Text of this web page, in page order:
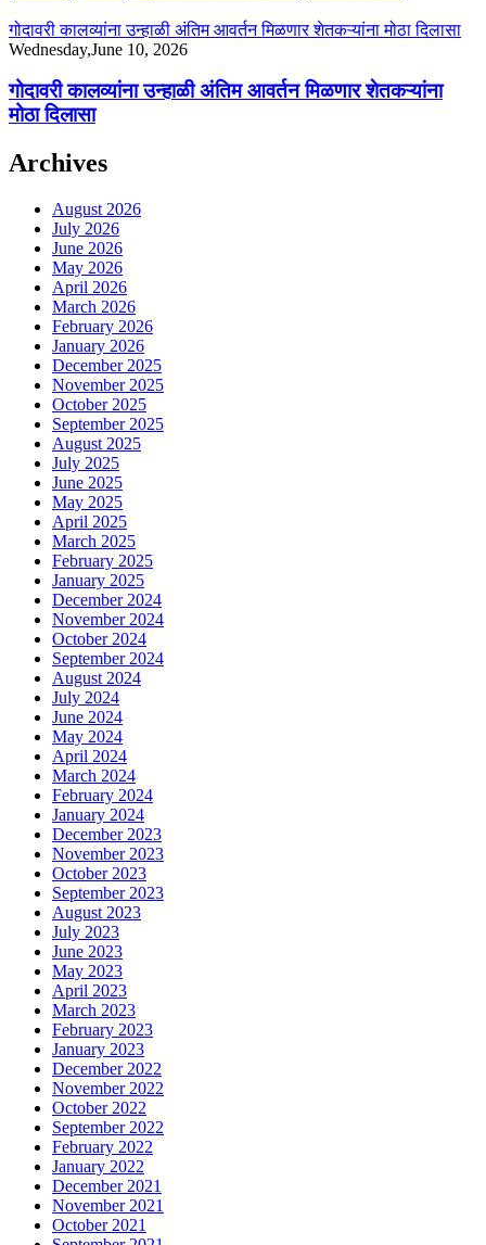
गोदावरी कालव्यांना उन्हाळी अंतिम आवर्तन मिळणार शेतकऱ्यांना मोठा दिलासा
Wednesday,June 10, 2026
गोदावरी कालव्यांना उन्हाळी अंतिम आवर्तन मिळणार शेतकऱ्यांना
मोठा दिलासा
Archives
August 2026
July 2026
June 2026
May 2026
April 2026
March 2026
February 2026
January 2026
December 2025
November 2025
October 2025
September 2025
August 2025
July 2025
June 2025
May 2025
April 2025
March 2025
February 2025
January 2025
December 2024
November 2024
October 2024
September 2024
August 2024
July 2024
June 2024
May 2024
April 2024
March 2024
February 2024
January 2024
December 2023
November 2023
October 2023
September 2023
August 2023
July 2023
June 2023
May 2023
April 2023
March 2023
February 2023
January 2023
December 2022
November 2022
October 2022
September 2022
February 2022
January 2022
December 2021
November 2021
October 2021